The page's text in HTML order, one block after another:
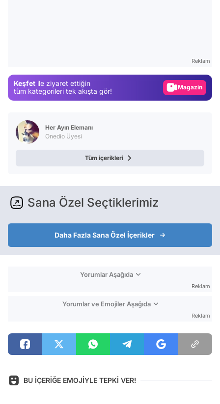
Reklam
Keşfet ile ziyaret ettiğin
tüm kategorileri tek akışta gör!
Magazin
Her Ayın Elemanı
Onedio Üyesi
Tüm içerikleri
Sana Özel Seçtiklerimiz
Daha Fazla Sana Özel İçerikler
Yorumlar Aşağıda
Reklam
Yorumlar ve Emojiler Aşağıda
Reklam
BU İÇERİĞE EMOJİYLE TEPKİ VER!